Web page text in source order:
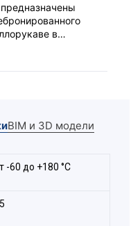
предназначены
в
защиту от
ввода
BIM и 3D модели
-60 до +180 °С